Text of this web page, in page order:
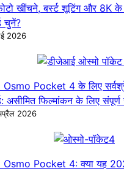
खींचने, बर्स्ट शूटिंग और 8K के
चुनें?
2026
Osmo Pocket 4 के लिए
असीमित फिल्मांकन के लिए संपूर्ण
2026
Osmo Pocket 4: क्या यह